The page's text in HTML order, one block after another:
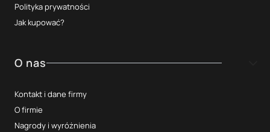
Polityka prywatności
Jak kupować?
O nas
Kontakt i dane firmy
O firmie
Nagrody i wyróżnienia